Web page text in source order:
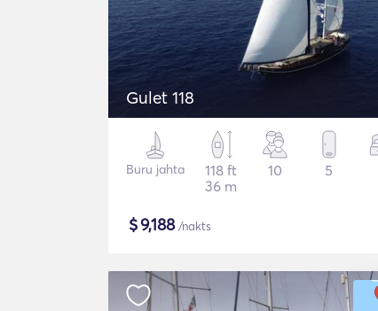
Gulet 118
Buru jahta
118 ft
36 m
10 5
$9,188/nakts